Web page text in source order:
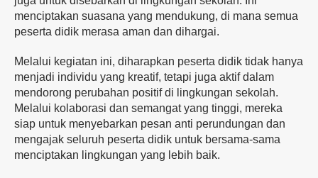
menciptakan suasana yang mendukung, di mana semua
peserta didik merasa aman dan dihargai.
Melalui kegiatan ini, diharapkan peserta didik tidak hanya
menjadi individu yang kreatif, tetapi juga aktif dalam
mendorong perubahan positif di lingkungan sekolah.
Melalui kolaborasi dan semangat yang tinggi, mereka
siap untuk menyebarkan pesan anti perundungan dan
mengajak seluruh peserta didik untuk bersama-sama
menciptakan lingkungan yang lebih baik.